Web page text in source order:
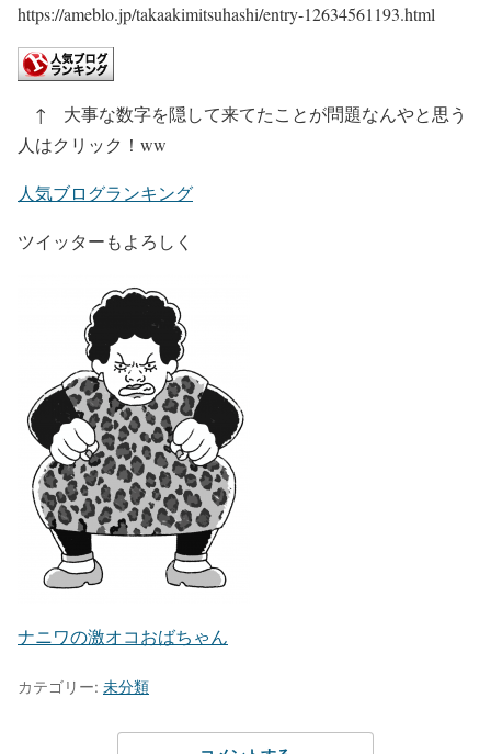
https://ameblo.jp/takaakimitsuhashi/entry-12634561193.html
↑ 大事な数字を隠して来てたことが問題なんやと思う
人はクリック！ww
人気ブログランキング
ツイッターもよろしく
ナニワの激オコおばちゃん
カテゴリー: 未分類